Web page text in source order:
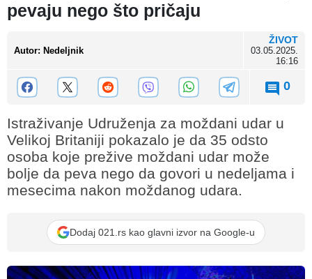
pevaju nego što pričaju
Autor: Nedeljnik
ŽIVOT
03.05.2025.
16:16
0
Istraživanje Udruženja za moždani udar u
Velikoj Britaniji pokazalo je da 35 odsto
osoba koje prežive moždani udar može
bolje da peva nego da govori u nedeljama i
mesecima nakon moždanog udara.
Dodaj 021.rs kao glavni izvor na Google-u